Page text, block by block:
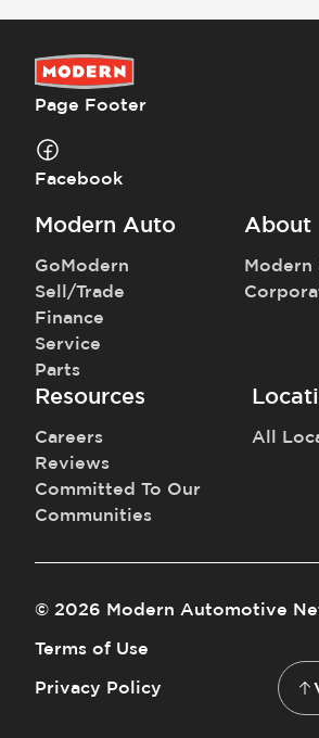
Page Footer
Facebook
Modern Auto
GoModern
Sell/Trade
Finance
Service
Parts
About
Modern
Resources
Careers
Reviews
Committed To Our
Communities
All
© 2026 Modern Automotive
Terms of Use
Privacy Policy